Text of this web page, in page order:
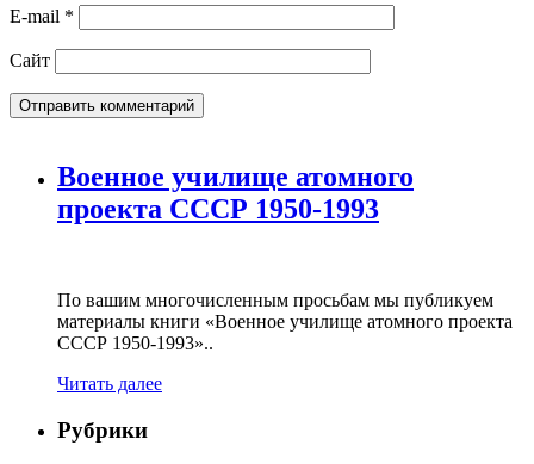
E-mail *
Сайт
Военное училище атомного
проекта СССР 1950-1993
По вашим многочисленным просьбам мы публикуем
материалы книги «Военное училище атомного проекта
СССР 1950-1993»..
Читать далее
Рубрики